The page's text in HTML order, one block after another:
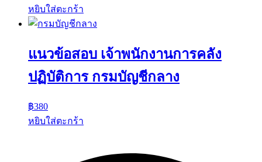
หยิบใส่ตะกร้า
แนวข้อสอบ เจ้าพนักงานการคลัง
ปฏิบัติการ กรมบัญชีกลาง
฿380
หยิบใส่ตะกร้า